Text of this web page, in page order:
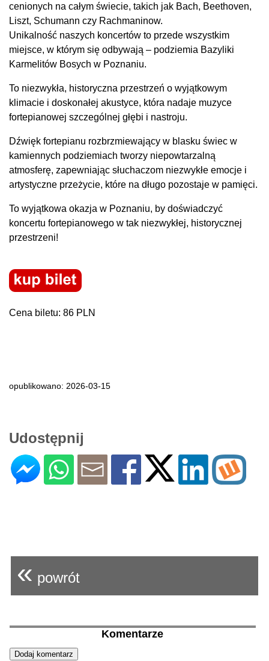
cenionych na całym świecie, takich jak Bach, Beethoven,
Liszt, Schumann czy Rachmaninow.
Unikalność naszych koncertów to przede wszystkim
miejsce, w którym się odbywają – podziemia Bazyliki
Karmelitów Bosych w Poznaniu.
To niezwykła, historyczna przestrzeń o wyjątkowym
klimacie i doskonałej akustyce, która nadaje muzyce
fortepianowej szczególnej głębi i nastroju.
Dźwięk fortepianu rozbrzmiewający w blasku świec w
kamiennych podziemiach tworzy niepowtarzalną
atmosferę, zapewniając słuchaczom niezwykłe emocje i
artystyczne przeżycie, które na długo pozostaje w pamięci.
To wyjątkowa okazja w Poznaniu, by doświadczyć
koncertu fortepianowego w tak niezwykłej, historycznej
przestrzeni!
Cena biletu: 86 PLN
opublikowano: 2026-03-15
Udostępnij
« powrót
Komentarze